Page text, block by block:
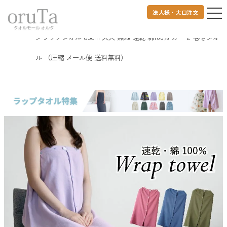
法人様・大口注文
トップページ
ラップタオル 85cm 大人 無地 速乾 綿100% ガーゼ 巻きタオ
ル （圧縮 メール便 送料無料）